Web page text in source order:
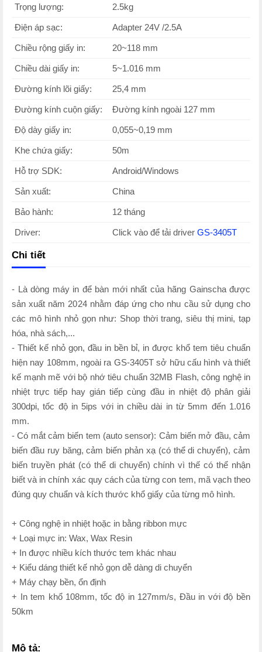
Trọng lượng: 2.5kg
Điện áp sạc: Adapter 24V /2.5A
Chiều rộng giấy in: 20~118 mm
Chiều dài giấy in: 5~1.016 mm
Đường kính lõi giấy: 25,4 mm
Đường kính cuộn giấy: Đường kính ngoài 127 mm
Độ dày giấy in: 0,055~0,19 mm
Khe chứa giấy: 50m
Hỗ trợ SDK: Android/Windows
Sản xuất: China
Bảo hành: 12 tháng
Driver: Click vào để tải driver GS-3405T
Chi tiết
- Là dòng máy in để bàn mới nhất của hãng Gainscha được
sản xuất năm 2024 nhằm đáp ứng cho nhu cầu sử dụng cho
các mô hình nhỏ gọn như: Shop thời trang, siêu thị mini, tạp
hóa, nhà sách,...
- Thiết kế nhỏ gọn, đầu in bền bỉ, in được khổ tem tiêu chuẩn
hiện nay 108mm, ngoài ra GS-3405T sở hữu cấu hình và thiết
kế mạnh mẽ với bộ nhớ tiêu chuẩn 32MB Flash, công nghệ in
nhiệt trực tiếp hay gián tiếp cùng đầu in nhiệt độ phân giải
300dpi, tốc độ in 5ips với in chiều dài in từ 5mm đến 1.016
mm.
- Có mắt cảm biến tem (auto sensor): Cảm biến mở đầu, cảm
biến đầu ruy băng, cảm biến phản xạ (có thể di chuyển), cảm
biến truyền phát (có thể di chuyển) chính vì thế có thể nhận
biết và in chính xác quy cách của từng con tem, mã vạch theo
đúng quy chuẩn và kích thước khổ giấy của từng mô hình.
+ Công nghệ in nhiệt hoặc in bằng ribbon mực
+ Loại mực in: Wax, Wax Resin
+ In được nhiều kích thước tem khác nhau
+ Kiểu dáng thiết kế nhỏ gọn dễ dàng di chuyển
+ Máy chạy bền, ổn định
+ In tem khổ 108mm, tốc độ in 127mm/s, Đầu in với độ bền
50km
Mô tả: